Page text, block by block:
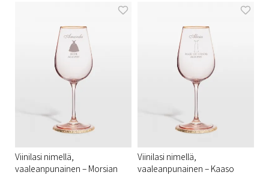
Viinilasi nimellä,
vaaleanpunainen – Morsian
Viinilasi nimellä,
vaaleanpunainen – Kaaso